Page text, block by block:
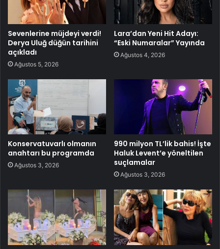
Sevenlerine müjdeyi verdi!
Derya Uluğ düğün tarihini
açıkladı
Ağustos 5, 2026
Lara’dan Yeni Hit Adayı:
“Eski Numaralar” Yayında
Ağustos 4, 2026
Konservatuvarlı olmanın
anahtarı bu programda
Ağustos 3, 2026
990 milyon TL’lik bahis! İşte
Haluk Levent’e yöneltilen
suçlamalar
Ağustos 3, 2026